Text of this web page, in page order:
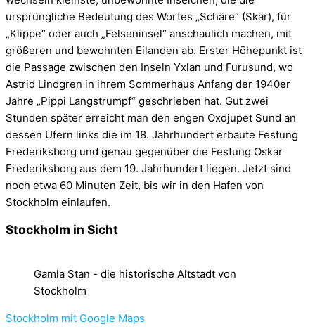
ursprüngliche Bedeutung des Wortes „Schäre“ (Skär), für
„Klippe“ oder auch „Felseninsel“ anschaulich machen, mit
größeren und bewohnten Eilanden ab. Erster Höhepunkt ist
die Passage zwischen den Inseln Yxlan und Furusund, wo
Astrid Lindgren in ihrem Sommerhaus Anfang der 1940er
Jahre „Pippi Langstrumpf“ geschrieben hat. Gut zwei
Stunden später erreicht man den engen Oxdjupet Sund an
dessen Ufern links die im 18. Jahrhundert erbaute Festung
Frederiksborg und genau gegenüber die Festung Oskar
Frederiksborg aus dem 19. Jahrhundert liegen. Jetzt sind
noch etwa 60 Minuten Zeit, bis wir in den Hafen von
Stockholm einlaufen.
Stockholm in Sicht
Gamla Stan - die historische Altstadt von
Stockholm
Stockholm mit Google Maps